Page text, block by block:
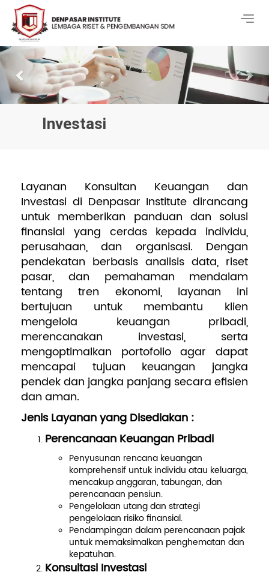
Pengembangan SDM
Previous
Investasi
Layanan Konsultan Keuangan dan
Investasi di Denpasar Institute dirancang
untuk memberikan panduan dan solusi
finansial yang cerdas kepada individu,
perusahaan, dan organisasi. Dengan
pendekatan berbasis analisis data, riset
pasar, dan pemahaman mendalam
tentang tren ekonomi, layanan ini
bertujuan untuk membantu klien
mengelola keuangan pribadi,
merencanakan investasi, serta
mengoptimalkan portofolio agar dapat
mencapai tujuan keuangan jangka
pendek dan jangka panjang secara efisien
dan aman.
Jenis Layanan yang Disediakan :
Perencanaan Keuangan Pribadi
Penyusunan rencana keuangan
komprehensif untuk individu atau keluarga,
mencakup anggaran, tabungan, dan
perencanaan pensiun.
Pengelolaan utang dan strategi
pengelolaan risiko finansial.
Pendampingan dalam perencanaan pajak
untuk memaksimalkan penghematan dan
kepatuhan.
Konsultasi Investasi